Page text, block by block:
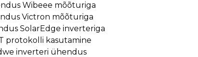
Wibeee mõõturiga
Victron mõõturiga
SolarEdge inverteriga
protokolli kasutamine
inverteri ühendus